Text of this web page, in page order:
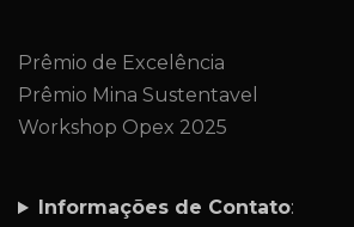
Prêmio de Excelência
Prêmio Mina Sustentavel
Workshop Opex 2025
Informações de Contato: